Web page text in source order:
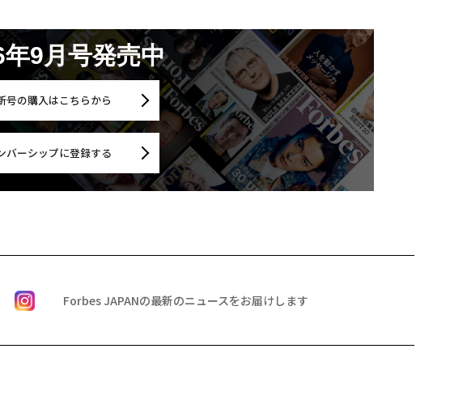
9月号発売中
号の購入はこちらから
バーシップに登録する
Forbes JAPANの最新のニュースをお届けします